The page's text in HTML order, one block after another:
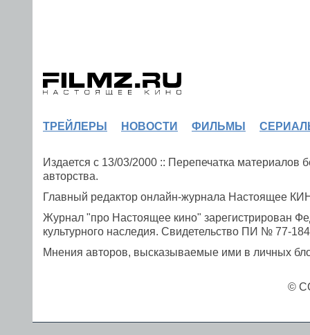
ТРЕЙЛЕРЫ НОВОСТИ ФИЛЬМЫ
Издается с 13/03/2000 :: Перепечатка
авторства.
Главный редактор онлайн-журнала Настоящее
Журнал "про Настоящее кино" зарегистрирован
культурного наследия. Свидетельство ПИ № 77-
Мнения авторов, высказываемые ими в личных
©